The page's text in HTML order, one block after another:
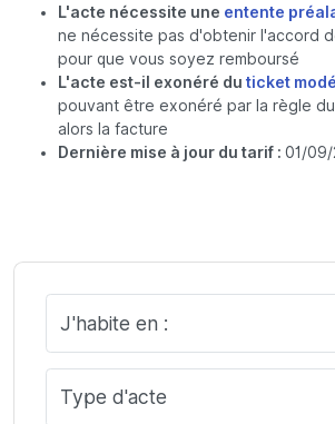
L'acte nécessite une entente
ne nécessite pas d'obtenir l'accord
pour que vous soyez remboursé
L'acte est-il exonéré du ticket
pouvant être exonéré par la règle
alors la facture
Dernière mise à jour du tarif : 01/09/